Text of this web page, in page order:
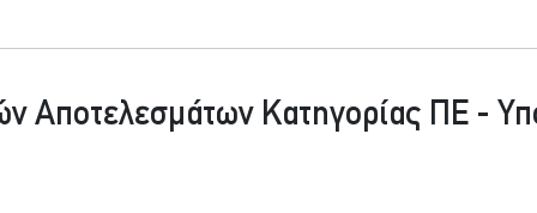
Αποτελεσμάτων Κατηγορίας ΠΕ -